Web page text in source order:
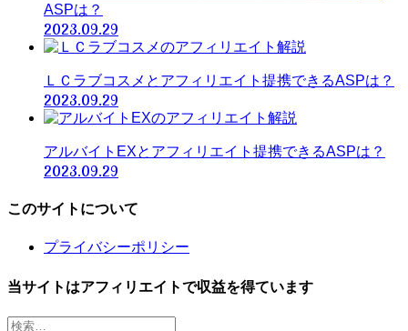
ASPは？
2023.09.29
ＬＣラブコスメとアフィリエイト提携できるASPは？
2023.09.29
アルバイトEXとアフィリエイト提携できるASPは？
2023.09.29
このサイトについて
プライバシーポリシー
当サイトはアフィリエイトで収益を得ています
検